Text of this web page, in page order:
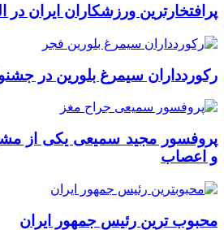
پرافتخارترین ورزشکاران ایران در
رکوردداران سیمرغ بلورین در
پروفسور مجید سمیعی یکی از
و اعصاب
محبوب ترین رئیس جمهور ایران